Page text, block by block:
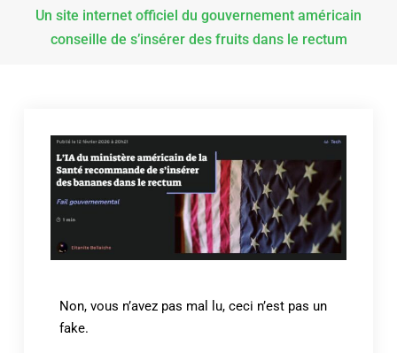
Un site internet officiel du gouvernement américain
conseille de s’insérer des fruits dans le rectum
Non, vous n’avez pas mal lu, ceci n’est pas un
fake.